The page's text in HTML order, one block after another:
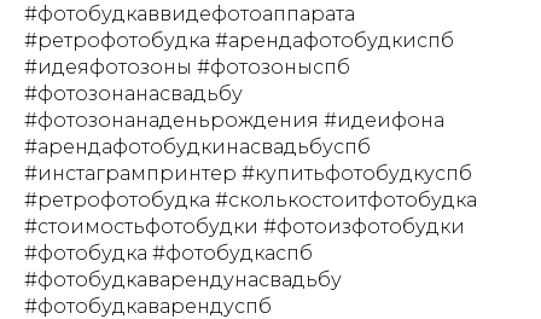
#фотобудкаввидефотоаппарата
#ретрофотобудка #арендафотобудкиспб
#идеяфотозоны #фотозоныспб
#фотозонанасвадьбу
#фотозонанаденьрождения #идеифона
#арендафотобудкинасвадьбуспб
#инстагрампринтер #купитьфотобудкуспб
#ретрофотобудка #сколькостоитфотобудка
#стоимостьфотобудки #фотоизфотобудки
#фотобудка #фотобудкаспб
#фотобудкаварендунасвадьбу
#фотобудкаварендуспб